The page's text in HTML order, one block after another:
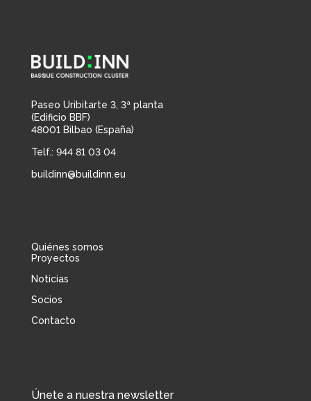
Paseo Uribitarte 3, 3ª planta
(Edificio BBF)
48001 Bilbao (España)
Telf.: 944 81 03 04
buildinn@buildinn.eu
Quiénes somos
Proyectos
Noticias
Socios
Contacto
Únete a nuestra newsletter